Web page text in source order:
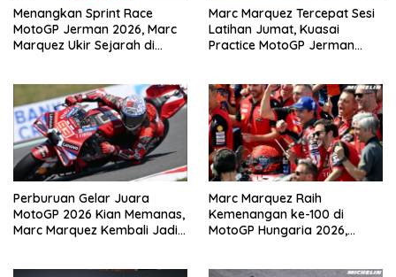
Menangkan Sprint Race
MotoGP Jerman 2026, Marc
Marquez Ukir Sejarah di
Marc Marquez Tercepat Sesi
Latihan Jumat, Kuasai
Practice MotoGP Jerman
Perburuan Gelar Juara
MotoGP 2026 Kian Memanas,
Marc Marquez Kembali Jadi
Marc Marquez Raih
Kemenangan ke-100 di
MotoGP Hungaria 2026,